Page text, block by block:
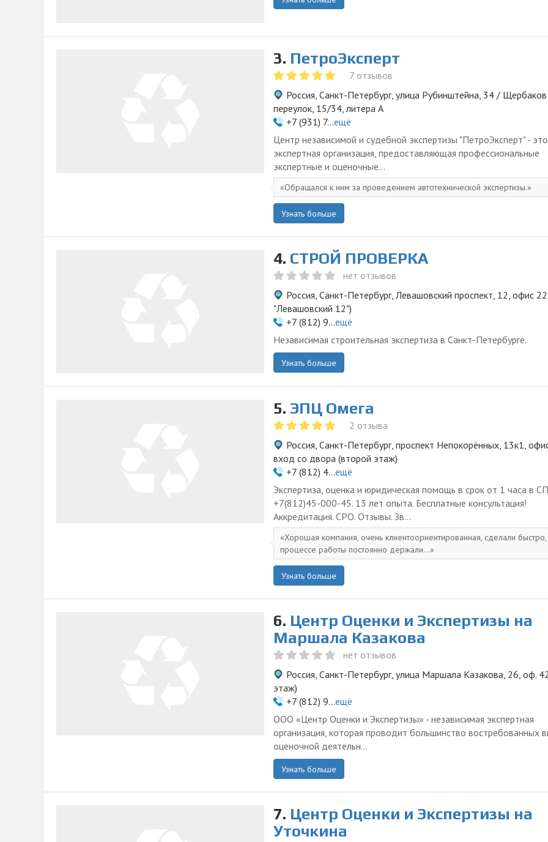
3. ПетроЭксперт
7 отзывов
Россия, Санкт-Петербург, улица Рубинштейна, 34 / Щербаков
переулок, 15/34, литера А
+7 (931) 7...ещё
Центр независимой и судебной экспертизы "ПетроЭксперт" - это
экспертная организация, предоставляющая профессиональные
экспертные и оценочные...
Обращался к ним за проведением автотехнической экспертизы.
Узнать больше
4. СТРОЙ ПРОВЕРКА
нет отзывов
Россия, Санкт-Петербург, Левашовский проспект, 12, офис
"Левашовский 12")
+7 (812) 9...ещё
Независимая строительная экспертиза в Cанкт-Петербурге.
Узнать больше
5. ЭПЦ Омега
2 отзыва
Россия, Санкт-Петербург, проспект Непокорённых, 13к1,
вход со двора (второй этаж)
+7 (812) 4...ещё
Экспертиза, оценка и юридическая помощь в срок от 1 часа в
+7(812)45-000-45. 13 лет опыта. Бесплатные консультация!
Аккредитация. СРО. Отзывы. Зв...
Хорошая компания, очень клиентоориентированная, сделали быстро,
процессе работы постоянно держали...
Узнать больше
6. Центр Оценки и Экспертизы на
Маршала Казакова
нет отзывов
Россия, Санкт-Петербург, улица Маршала Казакова, 26, оф.
этаж)
+7 (812) 9...ещё
ООО «Центр Оценки и Экспертизы» - независимая экспертная
организация, которая проводит большинство востребованных
оценочной деятельн...
Узнать больше
7. Центр Оценки и Экспертизы на
Уточкина